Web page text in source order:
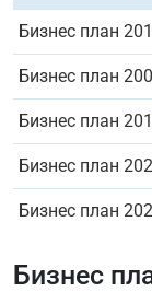
Бизнес план
Бизнес план
Бизнес план
Бизнес план
Бизнес план
Бизнес